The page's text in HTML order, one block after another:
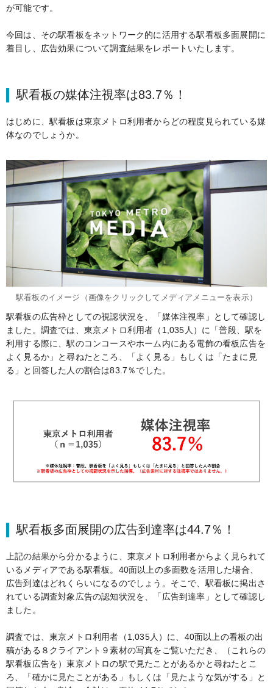
が可能です。
今回は、その駅看板をネットワーク的に活用する駅看板多面展開に
着目し、広告効果について調査結果をレポートいたします。
駅看板の媒体注視率は83.7％！
はじめに、駅看板は東京メトロ利用者からどの程度見られている媒
体なのでしょうか。
駅看板のイメージ（画像をクリックしてメディアメニューを表示）
駅看板の広告枠としての視認状況を、「媒体注視率」として確認し
ました。調査では、東京メトロ利用者（1,035人）に「普段、駅を
利用する際に、駅のコンコースやホーム内にある電飾の看板広告を
よく見るか」と尋ねたところ、「よく見る」もしくは「たまに見
る」と回答した人の割合は83.7％でした。
駅看板多面展開の広告到達率は44.7％！
上記の結果から分かるように、東京メトロ利用者からよく見られて
いるメディアである駅看板。40面以上の多面数を活用した場合、
広告到達はどれくらいになるのでしょう。そこで、駅看板に掲出さ
れている調査対象広告の認知状況を、「広告到達率」として確認し
ました。
調査では、東京メトロ利用者（1,035人）に、40面以上の看板の出
稿がある８クライアント９素材の写真をご覧いただき、（これらの
駅看板広告を）東京メトロの駅で見たことがあるかと尋ねたとこ
ろ、「確かに見たことがある」もしくは「見たような気がする」と